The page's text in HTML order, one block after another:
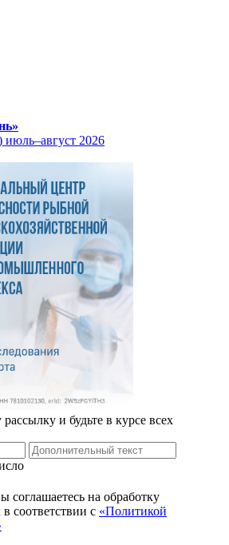
июль–август 2026
и будьте в курсе всех
на обработку
соответствии с «Политикой